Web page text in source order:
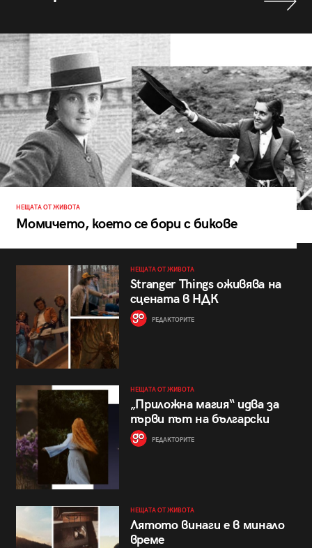
НЕЩАТА ОТ ЖИВОТА
Момичето, което се бори с бикове
НЕЩАТА ОТ ЖИВОТА
Stranger Things оживява на
сцената в НДК
РЕДАКТОРИТЕ
НЕЩАТА ОТ ЖИВОТА
„Приложна магия“ идва за
първи път на български
РЕДАКТОРИТЕ
НЕЩАТА ОТ ЖИВОТА
Лятото винаги е в минало
време